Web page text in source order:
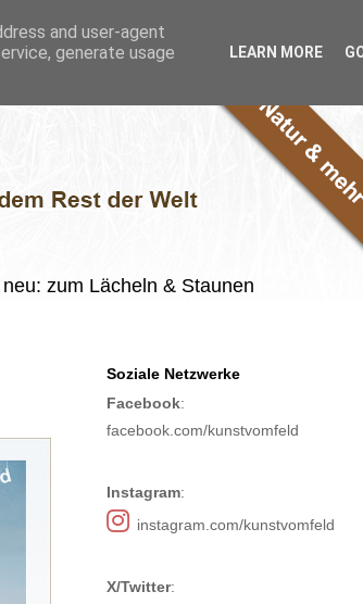
zum Lächeln & Staunen
Soziale Netzwerke
Facebook:
facebook.com/kunstvomfeld
Instagram:
instagram.com/kunstvomfeld
X/Twitter:
and user-agent
generate usage
LEARN MORE